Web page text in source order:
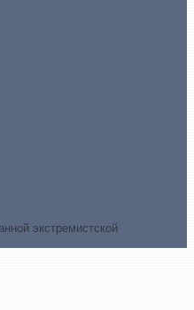
экстремистской